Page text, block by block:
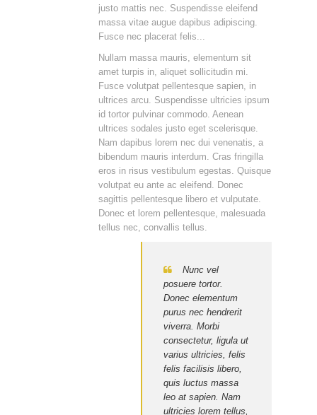
justo mattis nec. Suspendisse eleifend
massa vitae augue dapibus adipiscing.
Fusce nec placerat felis...
Nullam massa mauris, elementum sit
amet turpis in, aliquet sollicitudin mi.
Fusce volutpat pellentesque sapien, in
ultrices arcu. Suspendisse ultricies ipsum
id tortor pulvinar commodo. Aenean
ultrices sodales justo eget scelerisque.
Nam dapibus lorem nec dui venenatis, a
bibendum mauris interdum. Cras fringilla
eros in risus vestibulum egestas. Quisque
volutpat eu ante ac eleifend. Donec
sagittis pellentesque libero et vulputate.
Donec et lorem pellentesque, malesuada
tellus nec, convallis tellus.
Nunc vel
posuere tortor.
Donec elementum
purus nec hendrerit
viverra. Morbi
consectetur, ligula ut
varius ultricies, felis
felis facilisis libero,
quis luctus massa
leo at sapien. Nam
ultricies lorem tellus,